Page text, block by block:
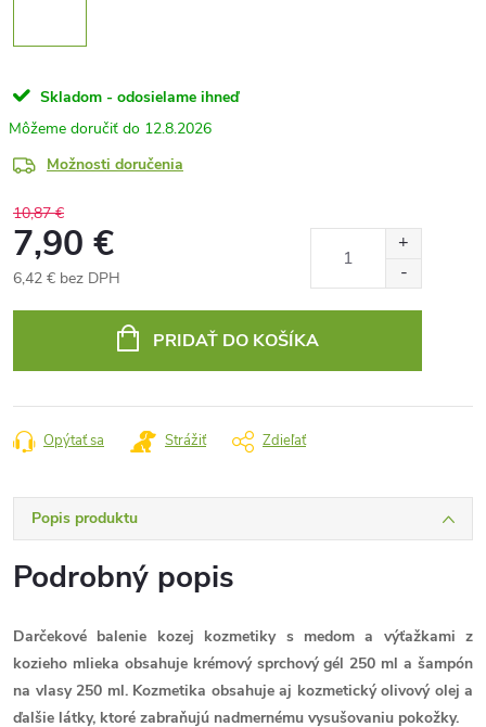
Skladom - odosielame ihneď
12.8.2026
Možnosti doručenia
10,87 €
7,90 €
6,42 € bez DPH
PRIDAŤ DO KOŠÍKA
Opýtať sa Strážiť Zdieľať
Popis produktu
Podrobný popis
Darčekové balenie kozej kozmetiky s medom a výťažkami z
kozieho mlieka obsahuje krémový sprchový gél 250 ml a šampón
na vlasy 250 ml. Kozmetika obsahuje aj kozmetický olivový olej a
ďalšie látky, ktoré zabraňujú nadmernému vysušovaniu pokožky.